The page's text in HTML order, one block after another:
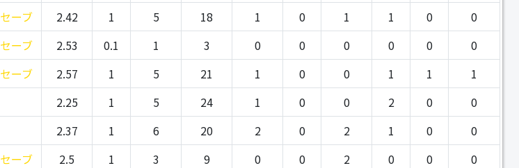
セーブ 2.42 1 5 18 1 0 1 1 0
0
セーブ 2.53 0.1 1 3 0 0 0 0 0
0
セーブ 2.57 1 5 21 1 0 0 1 1
1
2.25 1 5 24 1 0 0 2 0
0
2.37 1 6 20 2 0 2 1 0
0
セーブ 2.5 1 3 9 0 0 2 0 0
0